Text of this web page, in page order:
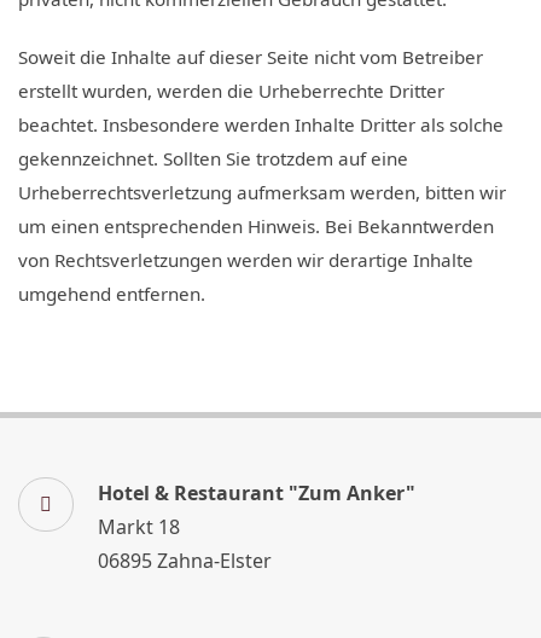
Soweit die Inhalte auf dieser Seite nicht vom Betreiber
erstellt wurden, werden die Urheberrechte Dritter
beachtet. Insbesondere werden Inhalte Dritter als solche
gekennzeichnet. Sollten Sie trotzdem auf eine
Urheberrechtsverletzung aufmerksam werden, bitten wir
um einen entsprechenden Hinweis. Bei Bekanntwerden
von Rechtsverletzungen werden wir derartige Inhalte
umgehend entfernen.
Hotel & Restaurant "Zum Anker"
Markt 18
06895 Zahna-Elster